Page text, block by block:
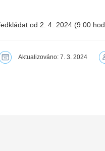
od 2. 4. 2024 (9:00
Aktualizováno: 7. 3. 2024